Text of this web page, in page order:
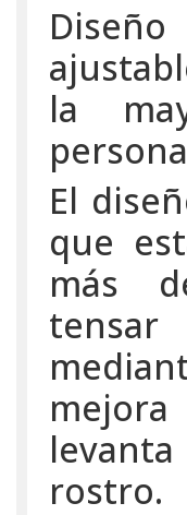
la
El
que
más
rostro.